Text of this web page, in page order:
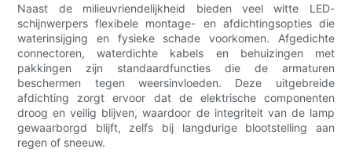
Naast de milieuvriendelijkheid bieden veel witte LED-
schijnwerpers flexibele montage- en afdichtingsopties die
waterinsijging en fysieke schade voorkomen. Afgedichte
connectoren, waterdichte kabels en behuizingen met
pakkingen zijn standaardfuncties die de armaturen
beschermen tegen weersinvloeden. Deze uitgebreide
afdichting zorgt ervoor dat de elektrische componenten
droog en veilig blijven, waardoor de integriteit van de lamp
gewaarborgd blijft, zelfs bij langdurige blootstelling aan
regen of sneeuw.